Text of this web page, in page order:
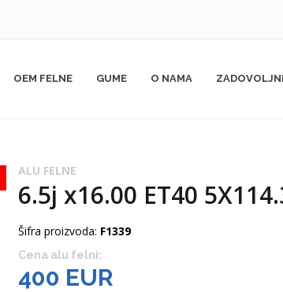
OEM FELNE GUME O NAMA
ALU FELNE
6.5j x16.00 ET40
Šifra proizvoda: F1339
Cena alu felni:
400 EUR